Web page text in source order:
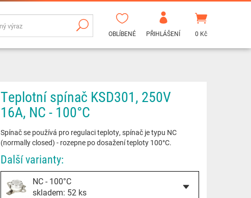
0 Kč
PŘIHLÁŠENÍ
OBLÍBENÉ
Teplotní spínač KSD301, 250V
16A, NC - 100°C
Spínač se používá pro regulaci teploty, spínač je typu NC
(normally closed) - rozepne po dosažení teploty 100°C.
Další varianty:
NC - 100°C
skladem: 52 ks